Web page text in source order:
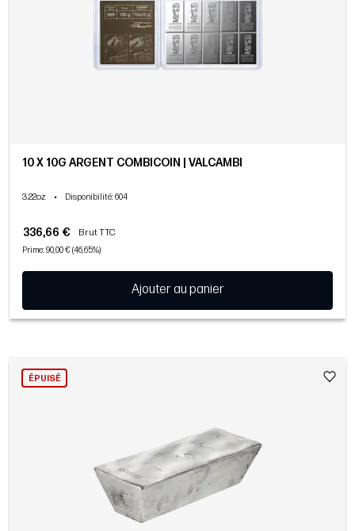
10 X 10G ARGENT COMBICOIN | VALCAMBI
3.22oz • Disponibilité: 604
336,66 € Brut TTC
Prime: 90,00 € (46,65%)
Ajouter au panier
ÉPUISÉ